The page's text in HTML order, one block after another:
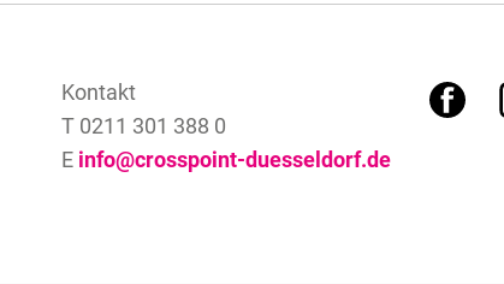
Kontakt
T 0211 301 388 0
E info@crosspoint-duesseldorf.de
F